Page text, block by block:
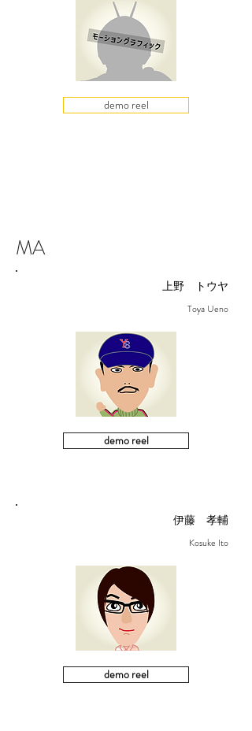
demo reel
MA
上野 トウヤ
Toya Ueno
demo reel
​伊藤 孝輔
Kosuke Ito
demo reel